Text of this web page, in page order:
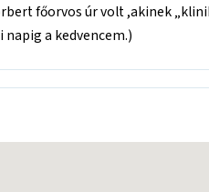
főorvos úr volt ,akinek
a kedvencem.)